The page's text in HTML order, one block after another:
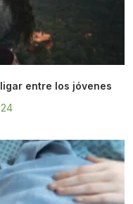
entre los jóvenes